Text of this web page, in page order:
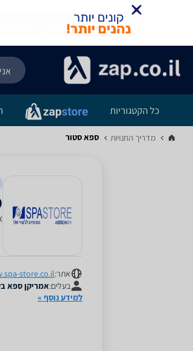
כל הקטגוריות
מדריך החנויות‏ ספא סטור
אתר:store.co.il
בעלים:אמריקן ספא
למידע נוסף »